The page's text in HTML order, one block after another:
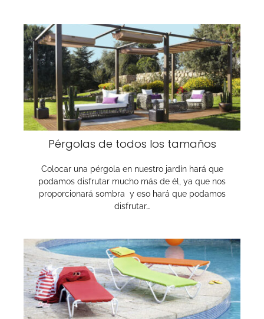
Pérgolas de todos los tamaños
Colocar una pérgola en nuestro jardín hará que
podamos disfrutar mucho más de él, ya que nos
proporcionará sombra y eso hará que podamos
disfrutar…